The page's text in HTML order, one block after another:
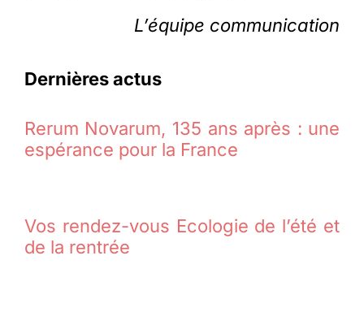
L’équipe communication
Dernières actus
Rerum Novarum, 135 ans après : une
espérance pour la France
Vos rendez-vous Ecologie de l’été et
de la rentrée